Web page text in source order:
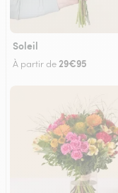
Soleil
À partir de29€95